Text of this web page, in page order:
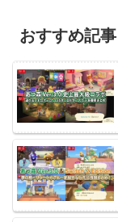
おすすめ記事